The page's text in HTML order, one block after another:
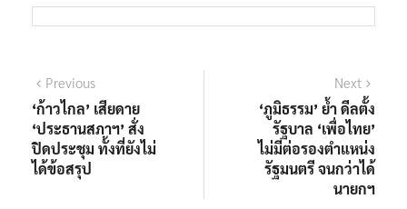
แนะแนว
เรื่อง
PreviousPrevious
post:
‘ก้าวไกล’ เสียดาย
‘ประธานสภาฯ’ สั่ง
ปิดประชุม ทั้งที่ยังไม่
ได้ข้อสรุป
Next
‘ภูมิธรรม’ ย้ำ ดีลตั้ง
รัฐบาล ‘เพื่อไทย’
ไม่มีต่อรองตำแหน่ง
รัฐมนตรี จนกว่าได้
นายกฯ